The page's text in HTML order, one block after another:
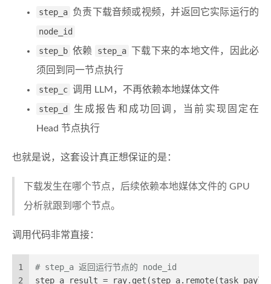
step_a 负责下载音频或视频，并返回它实际运行的
node_id
step_b 依赖 step_a
下载下来的本地文件，因此必
须回到同一节点执行
step_c 调用 LLM，不再依赖本地媒体文件
step_d
生成报告和成功回调，当前实现固定在
Head 节点执行
也就是说，这套设计真正想保证的是：
下载发生在哪个节点，后续依赖本地媒体文件的 GPU
分析就跟到哪个节点。
调用代码非常直接：
1
2
# step_a 返回运行节点的 node_id
step_a_result =